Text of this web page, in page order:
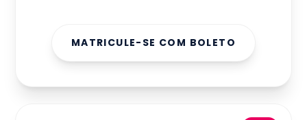
MATRICULE-SE COM BOLETO